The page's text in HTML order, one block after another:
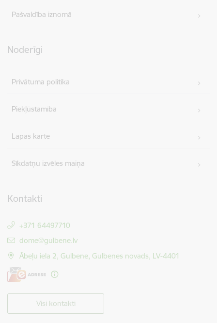
Pašvaldība iznomā
Noderīgi
Privātuma politika
Piekļūstamība
Lapas karte
Sīkdatņu izvēles maiņa
Kontakti
+371 64497710
E-pasts:
dome@gulbene.lv
Ābeļu iela 2, Gulbene, Gulbenes novads, LV-4401
Visi kontakti